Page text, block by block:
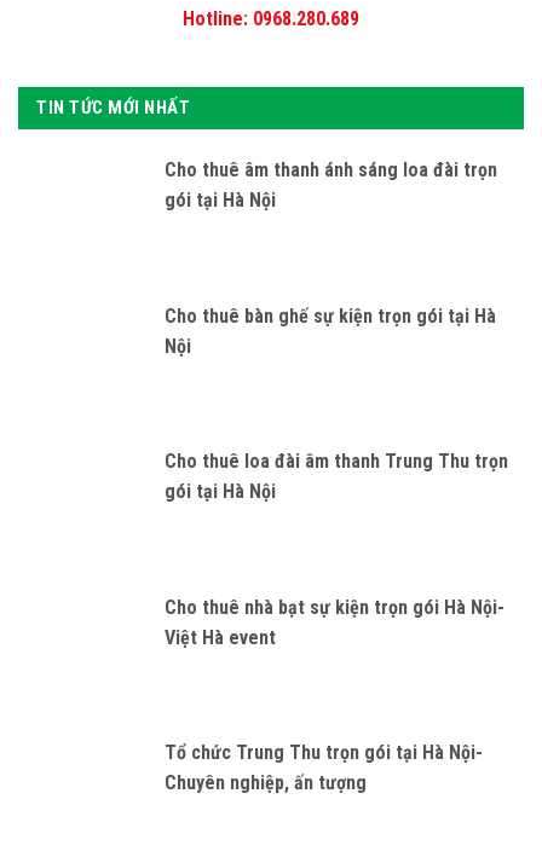
Hotline: 0968.280.689
TIN TỨC MỚI NHẤT
Cho thuê âm thanh ánh sáng loa đài trọn
gói tại Hà Nội
Cho thuê bàn ghế sự kiện trọn gói tại Hà
Nội
Cho thuê loa đài âm thanh Trung Thu trọn
gói tại Hà Nội
Cho thuê nhà bạt sự kiện trọn gói Hà Nội-
Việt Hà event
Tổ chức Trung Thu trọn gói tại Hà Nội-
Chuyên nghiệp, ấn tượng